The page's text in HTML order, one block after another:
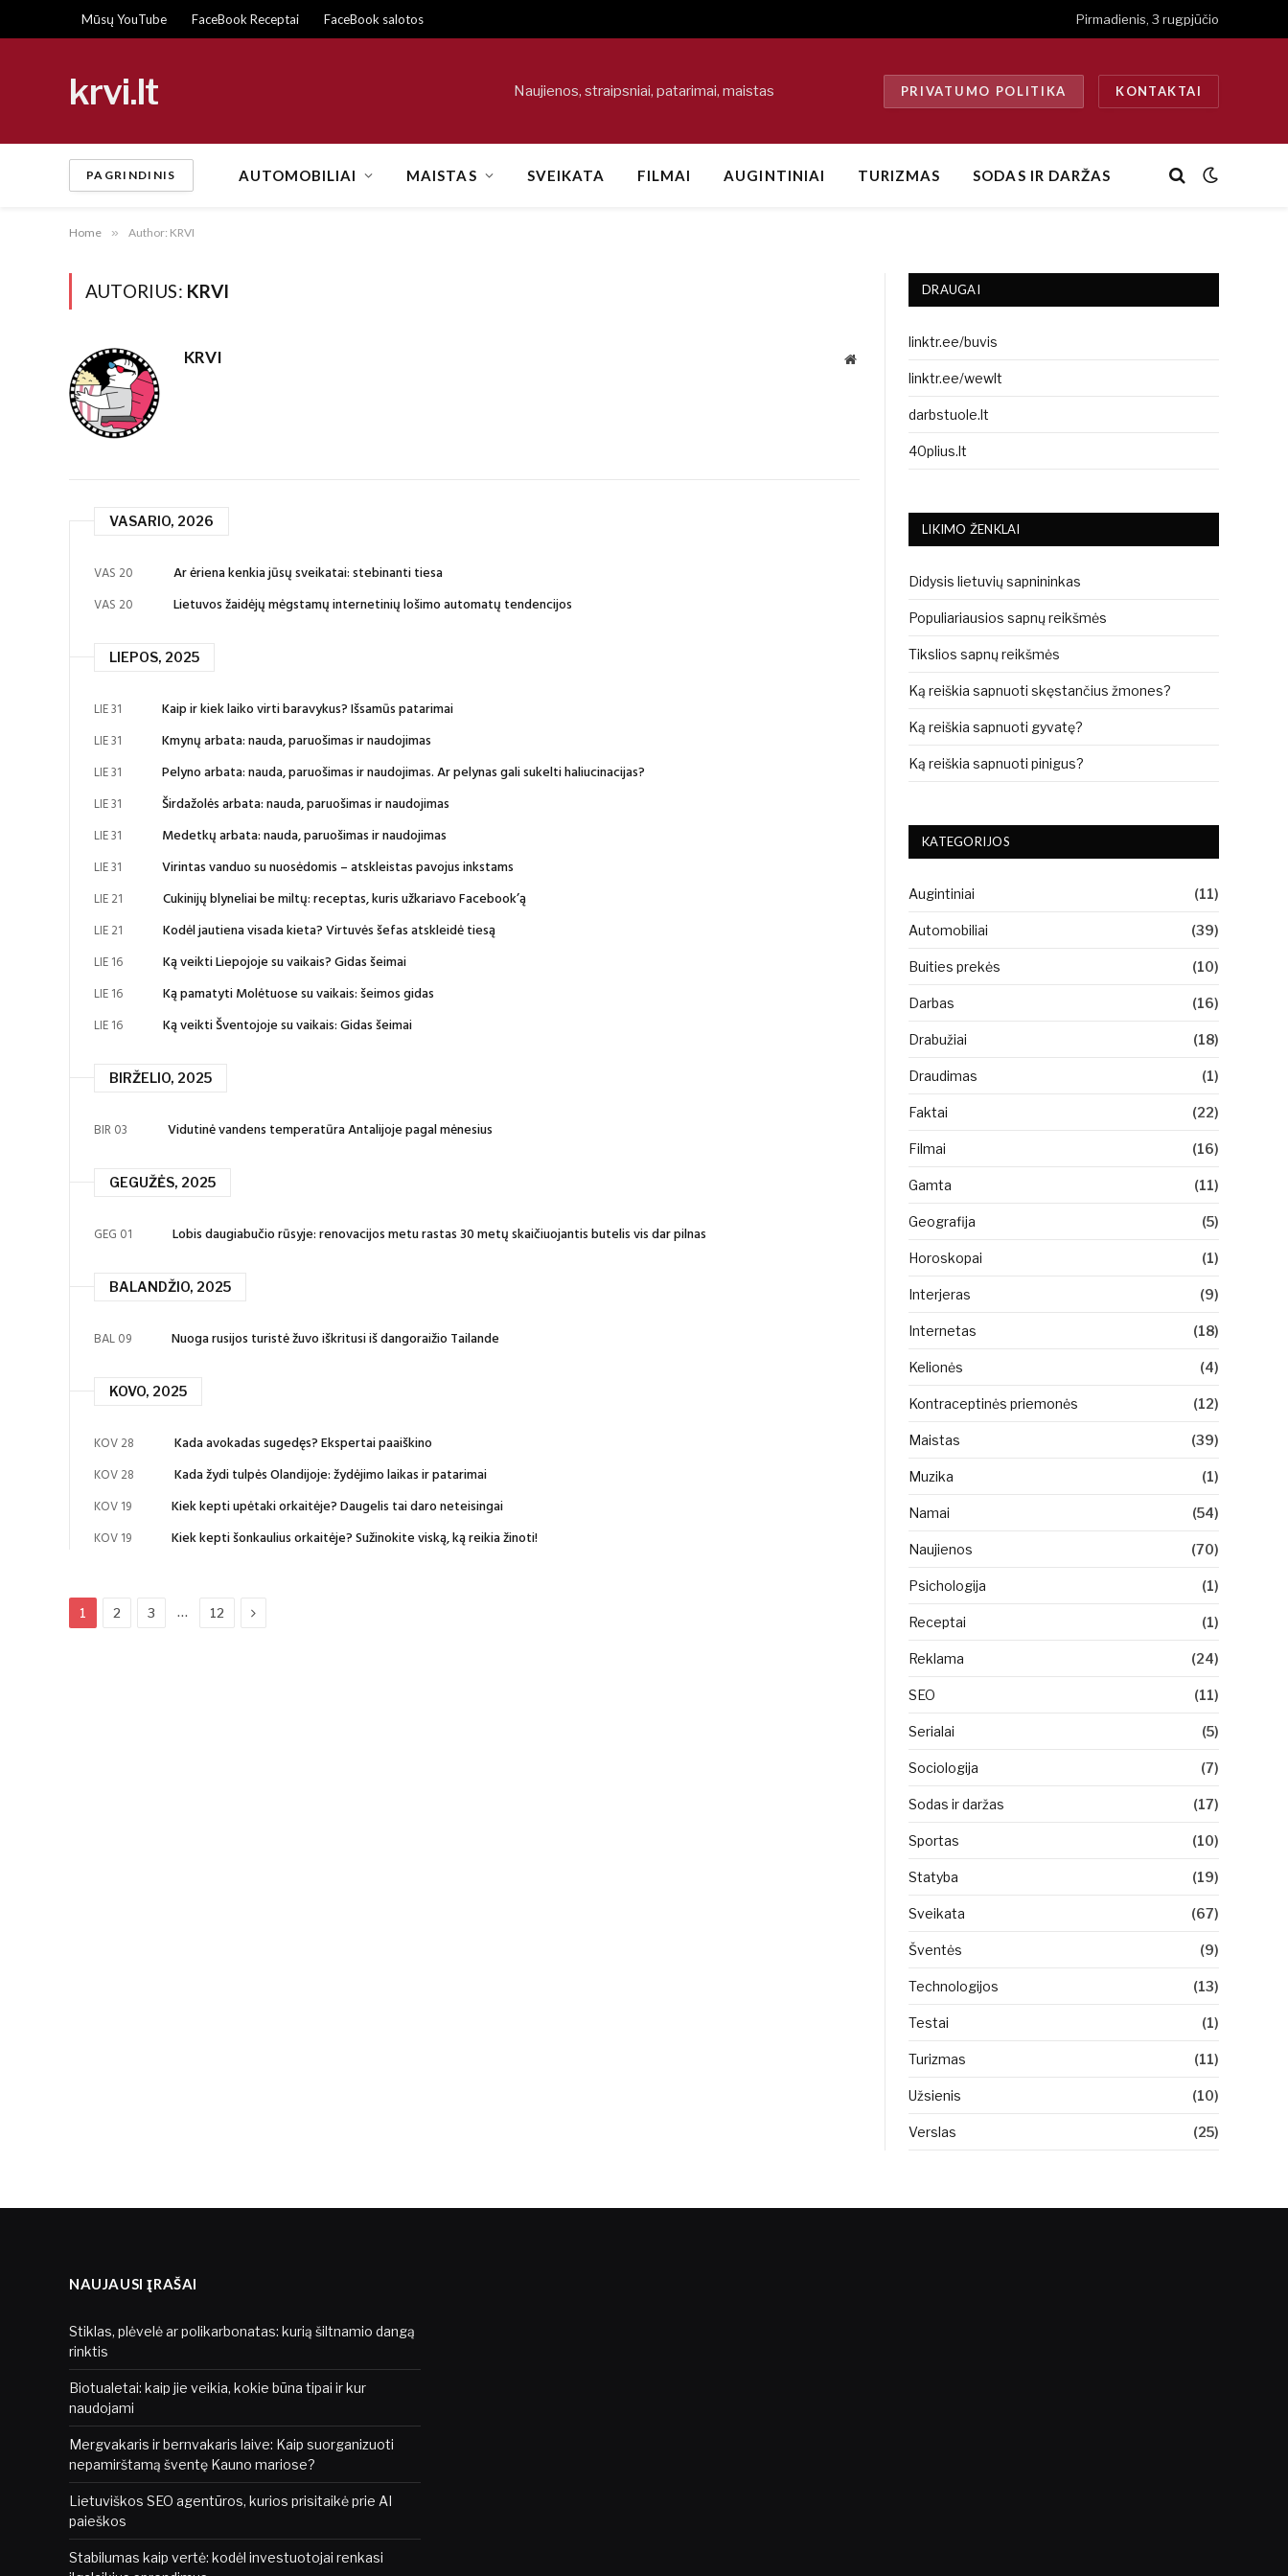
Mūsų YouTube FaceBook Receptai FaceBook salotos Pirmadienis, 3 rugpjūčio
krvi.lt Naujienos, straipsniai, patarimai, maistas PRIVATUMO POLITIKA KONTAKTAI
PAGRINDINIS AUTOMOBILIAI MAISTAS SVEIKATA FILMAI AUGINTINIAI TURIZMAS SODAS IR DARŽAS
Home » Author: KRVI
AUTORIUS: KRVI
KRVI Website
VASARIO, 2026
VAS 20 Ar ėriena kenkia jūsų sveikatai: stebinanti tiesa
VAS 20 Lietuvos žaidėjų mėgstamų internetinių lošimo automatų tendencijos
LIEPOS, 2025
LIE 31 Kaip ir kiek laiko virti baravykus? Išsamūs patarimai
LIE 31 Kmynų arbata: nauda, paruošimas ir naudojimas
LIE 31 Pelyno arbata: nauda, paruošimas ir naudojimas. Ar pelynas gali sukelti haliucinacijas?
LIE 31 Širdažolės arbata: nauda, paruošimas ir naudojimas
LIE 31 Medetkų arbata: nauda, paruošimas ir naudojimas
LIE 31 Virintas vanduo su nuosėdomis – atskleistas pavojus inkstams
LIE 21 Cukinijų blyneliai be miltų: receptas, kuris užkariavo Facebook’ą
LIE 21 Kodėl jautiena visada kieta? Virtuvės šefas atskleidė tiesą
LIE 16 Ką veikti Liepojoje su vaikais? Gidas šeimai
LIE 16 Ką pamatyti Molėtuose su vaikais: šeimos gidas
LIE 16 Ką veikti Šventojoje su vaikais: Gidas šeimai
BIRŽELIO, 2025
BIR 03 Vidutinė vandens temperatūra Antalijoje pagal mėnesius
GEGUŽĖS, 2025
GEG 01 Lobis daugiabučio rūsyje: renovacijos metu rastas 30 metų skaičiuojantis butelis vis dar pilnas
BALANDŽIO, 2025
BAL 09 Nuoga rusijos turistė žuvo iškritusi iš dangoraižio Tailande
KOVO, 2025
KOV 28 Kada avokadas sugedęs? Ekspertai paaiškino
KOV 28 Kada žydi tulpės Olandijoje: žydėjimo laikas ir patarimai
KOV 19 Kiek kepti upėtaki orkaitėje? Daugelis tai daro neteisingai
KOV 19 Kiek kepti šonkaulius orkaitėje? Sužinokite viską, ką reikia žinoti!
1 2 3 … 12 Next
DRAUGAI
linktr.ee/buvis
linktr.ee/wewlt
darbstuole.lt
40plius.lt
LIKIMO ŽENKLAI
Didysis lietuvių sapnininkas
Populiariausios sapnų reikšmės
Tikslios sapnų reikšmės
Ką reiškia sapnuoti skęstančius žmones?
Ką reiškia sapnuoti gyvatę?
Ką reiškia sapnuoti pinigus?
KATEGORIJOS
Augintiniai (11)
Automobiliai (39)
Buities prekės (10)
Darbas (16)
Drabužiai (18)
Draudimas (1)
Faktai (22)
Filmai (16)
Gamta (11)
Geografija (5)
Horoskopai (1)
Interjeras (9)
Internetas (18)
Kelionės (4)
Kontraceptinės priemonės (12)
Maistas (39)
Muzika (1)
Namai (54)
Naujienos (70)
Psichologija (1)
Receptai (1)
Reklama (24)
SEO (11)
Serialai (5)
Sociologija (7)
Sodas ir daržas (17)
Sportas (10)
Statyba (19)
Sveikata (67)
Šventės (9)
Technologijos (13)
Testai (1)
Turizmas (11)
Užsienis (10)
Verslas (25)
NAUJAUSI ĮRAŠAI
Stiklas, plėvelė ar polikarbonatas: kurią šiltnamio dangą
rinktis
Biotualetai: kaip jie veikia, kokie būna tipai ir kur
naudojami
Mergvakaris ir bernvakaris laive: Kaip suorganizuoti
nepamirštamą šventę Kauno mariose?
Lietuviškos SEO agentūros, kurios prisitaikė prie AI
paieškos
Stabilumas kaip vertė: kodėl investuotojai renkasi